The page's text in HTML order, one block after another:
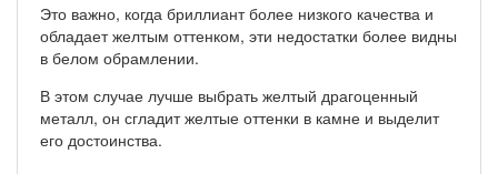
Это важно, когда бриллиант более низкого качества и
обладает желтым оттенком, эти недостатки более видны
в белом обрамлении.
В этом случае лучше выбрать желтый драгоценный
металл, он сгладит желтые оттенки в камне и выделит
его достоинства.